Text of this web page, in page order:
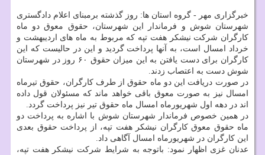
خبرگزاری مهر - گروه استان ها: روز گذشته برمبنای اعلام دادگستری
شهرستان شوش و فرماندار این شهرستان، حقوق معوق دو ماه
کارگران شرکت نیشکر هفت تپه که مربوط به ماه های اردیبهشت و
خرداد امسال است، به آنها پرداخت گردید و این در حالیست که این
کارگران برای دست یافتن به این میزان حقوق ۶۰ روز در شهرستان
شوش دست به اعتصاب زدند.
در صورت دریافت این دو ماه حقوق از طرف کارگران، حقوق تیرماه
امسال نیز به صورت معوق باقی خواهد ماند که مسئولان قول داده
اند در دهه اول شهریورماه امسال ماه حقوق تیر نیز پرداخت گردد.
در همین خصوص فرماندار شهرستان شوش با اشاره به پرداخت دو
ماه حقوق معوق کارگران نیشکر هفت تپه، از پرداخت حقوق بعدی
این کارگران در شهریورماه امسال آگاهی داد.
عدنان غزی اظهار نمود: باتوجه به شرایط شرکت نیشکر هفت تپه،